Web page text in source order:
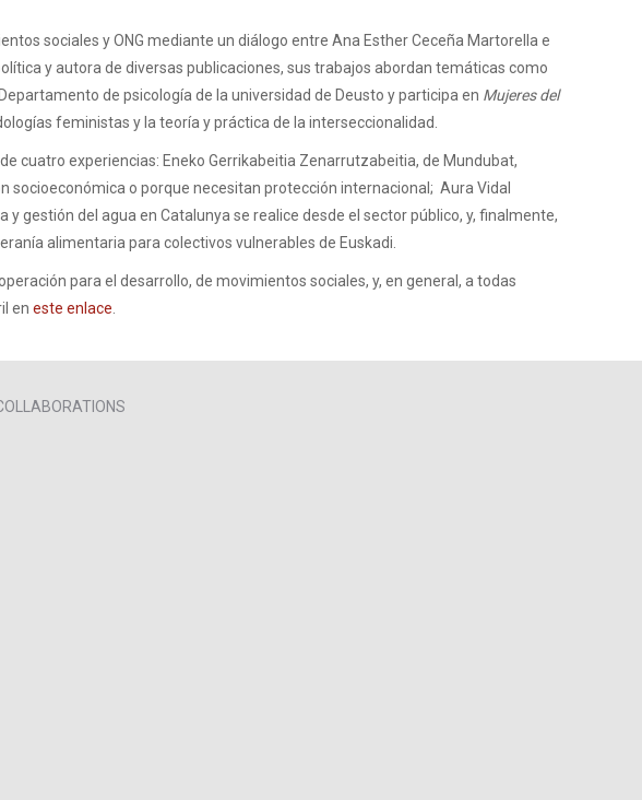
sociales y ONG mediante un diálogo entre Ana Esther Ceceña Martorella e
y autora de diversas publicaciones, sus trabajos abordan temáticas como
de psicología de la universidad de Deusto y participa en Mujeres del
feministas y la teoría y práctica de la interseccionalidad.
cuatro experiencias: Eneko Gerrikabeitia Zenarrutzabeitia, de Mundubat,
socioeconómica o porque necesitan protección internacional; Aura Vidal
gestión del agua en Catalunya se realice desde el sector público, y, finalmente,
alimentaria para colectivos vulnerables de Euskadi.
para el desarrollo, de movimientos sociales, y, en general, a todas
en este enlace